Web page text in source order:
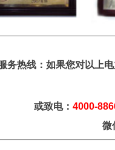
务热线：如果您对以上
或致电： 4000-
微